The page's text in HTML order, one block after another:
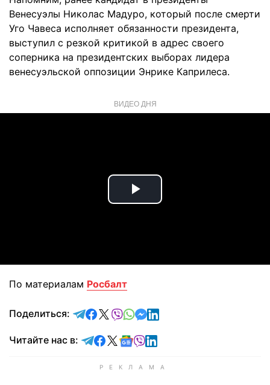
Венесуэлы Николас Мадуро, который после смерти
Уго Чавеса исполняет обязанности президента,
выступил с резкой критикой в адрес своего
соперника на президентских выборах лидера
венесуэльской оппозиции Энрике Каприлеса.
ВИДЕО ДНЯ
Play
По материалам Росбалт
Поделиться: отправить в Telegram
поделиться в Facebook
поделиться в X
отправить в Viber
отправить в Whatsapp
отправить в Messenger
отправить в LinkedIn
Читайте нас в: Читайте в Telegram
Читайте в Facebook
Читайте в X
Читайте в Google news
Читайте в Viber
Читайте в LinkedIn